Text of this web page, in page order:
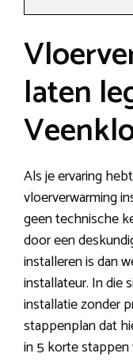
laten
Als je ervaring
vloerverwarming
geen technische
door een
installeren is dan
installateur. In die
installatie zonder
stappenplan dat
in 5 korte stappen